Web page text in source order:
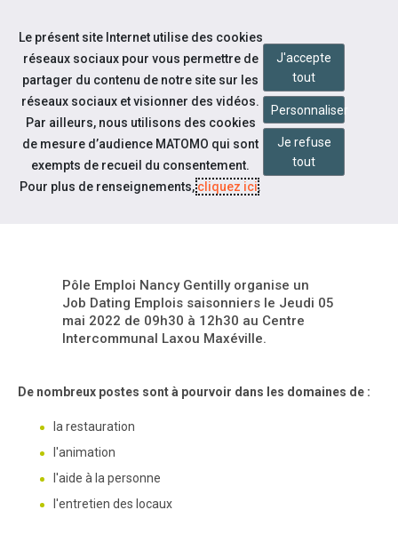
Aller au contenu
Notre actualité
JOB DATING : EMPLOIS
Pôle Emploi Nancy Gentilly organise un
Job Dating Emplois saisonniers le Jeudi 05
mai 2022 de 09h30 à 12h30 au Centre
Intercommunal Laxou Maxéville.
De nombreux postes sont à pourvoir dans les domaines de :
la restauration
l'animation
l'aide à la personne
l'entretien des locaux
Le présent site Internet utilise des cookies
réseaux sociaux pour vous permettre de
partager du contenu de notre site sur les
réseaux sociaux et visionner des vidéos.
Par ailleurs, nous utilisons des cookies
de mesure d’audience MATOMO qui sont
exempts de recueil du consentement.
Pour plus de renseignements,cliquez ici.
J'accepte
tout
Personnaliser
Je refuse
tout